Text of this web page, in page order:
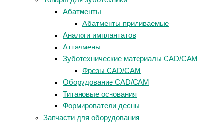
Абатменты
Абатменты приливаемые
Аналоги имплантатов
Аттачмены
Зуботехнические материалы CAD/CAM
Фрезы CAD/CAM
Оборудование CAD/CAM
Титановые основания
Формирователи десны
Запчасти для оборудования